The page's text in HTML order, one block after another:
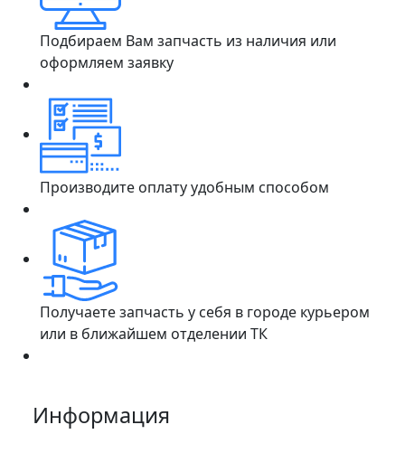
Подбираем Вам запчасть из наличия или
оформляем заявку
Производите оплату удобным способом
Получаете запчасть у себя в городе курьером
или в ближайшем отделении ТК
Информация